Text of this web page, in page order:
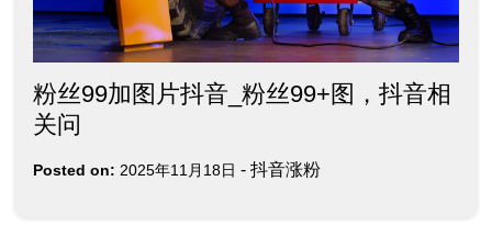
粉丝99加图片抖音_粉丝99+图，抖音相
关问
Posted on: 2025年11月18日 - 抖音涨粉